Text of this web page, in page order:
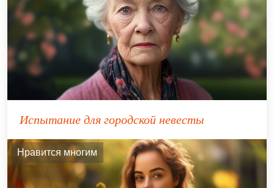
Испытание для городской невесты
Нравится многим